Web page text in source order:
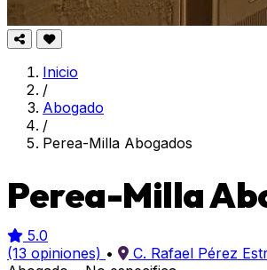
Inicio
/
Abogado
/
Perea-Milla Abogados
Perea-Milla
5.0
(13 opiniones) •
C. Rafael Pérez